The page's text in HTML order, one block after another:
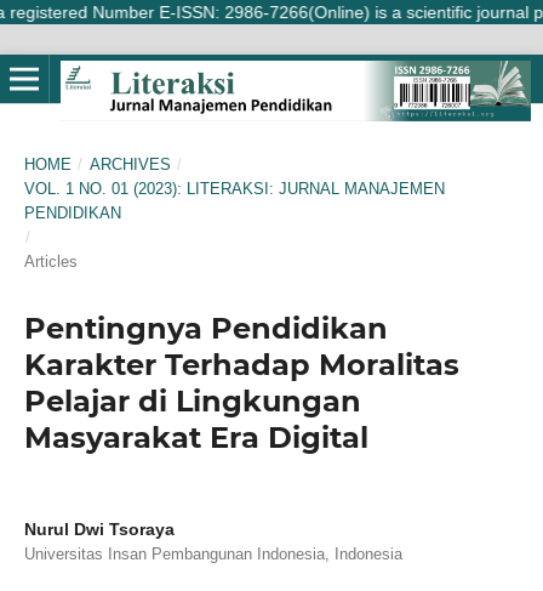
Number E-ISSN: 2986-7266(Online) is a scientific journal
HOME / ARCHIVES /
VOL. 1 NO. 01 (2023): LITERAKSI: JURNAL MANAJEMEN
PENDIDIKAN
/
Articles
Pentingnya Pendidikan
Karakter Terhadap Moralitas
Pelajar di Lingkungan
Masyarakat Era Digital
Nurul Dwi Tsoraya
Universitas Insan Pembangunan Indonesia, Indonesia